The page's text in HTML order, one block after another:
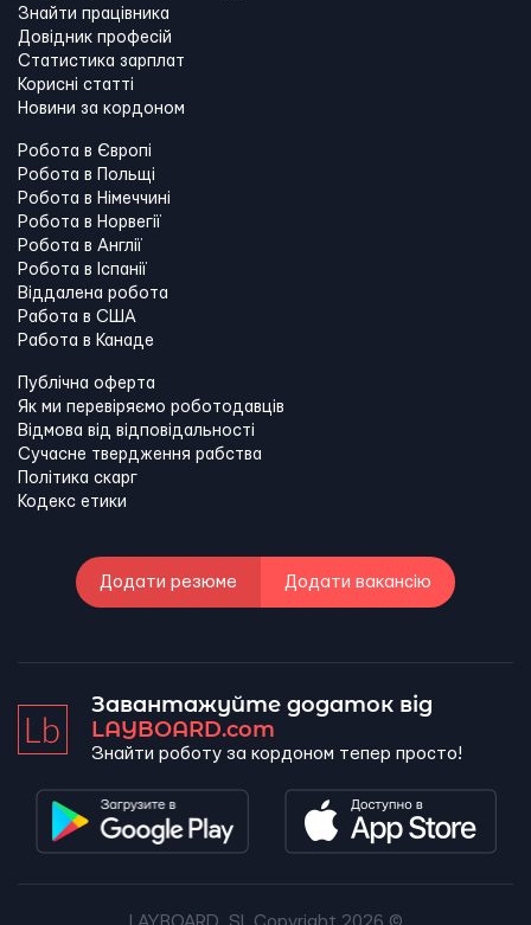
Знайти працівника
Довідник професій
Статистика зарплат
Корисні статті
Новини за кордоном
Робота в Європі
Робота в Польщі
Робота в Німеччині
Робота в Норвегії
Робота в Англії
Робота в Іспанії
Віддалена робота
Работа в США
Работа в Канадe
Публічна оферта
Як ми перевіряємо роботодавців
Відмова від відповідальності
Сучасне твердження рабства
Політика скарг
Кодекс етики
Додати резюме Додати вакансію
Завантажуйте додаток від
LAYBOARD.com
Знайти роботу за кордоном тепер просто!